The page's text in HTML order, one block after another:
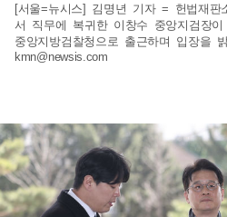
[서울=뉴시스] 김명년 기자 = 헌법재판
서 직무에 복귀한 이창수 중앙지검장
중앙지방검찰청으로 출근하며 입장을
kmn@newsis.com